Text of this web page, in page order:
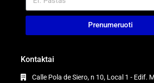
Prenumeruoti
Kontaktai
Calle Pola de Siero, n 10, Local 1 - Edif.